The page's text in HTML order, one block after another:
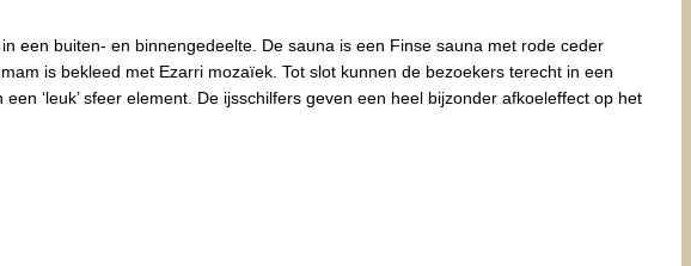
een buiten- en binnengedeelte. De sauna is een Finse sauna met rode ceder
is bekleed met Ezarri mozaïek. Tot slot kunnen de bezoekers terecht in een
‘leuk’ sfeer element. De ijsschilfers geven een heel bijzonder afkoeleffect op het